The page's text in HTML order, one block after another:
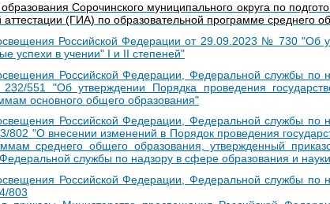
Сорочинского муниципального округа по
аттестации (ГИА) по образовательной программе среднего
Российской Федерации от 29.09.2023 № 730 "Об
успехи в учении" I и II степеней"
Российской Федерации, Федеральной службы по
551 "Об утверждении Порядка проведения
основного общего образования"
Российской Федерации, Федеральной службы по
"О внесении изменений в Порядок проведения
среднего общего образования, утвержденный
службы по надзору в сфере образования и
Российской Федерации, Федеральной службы по
803